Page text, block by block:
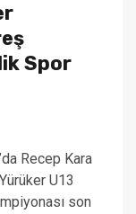
Spor
Recep Kara
U13
son